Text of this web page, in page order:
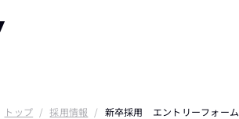
トップ / 採用情報 / 新卒採用 エントリーフォーム